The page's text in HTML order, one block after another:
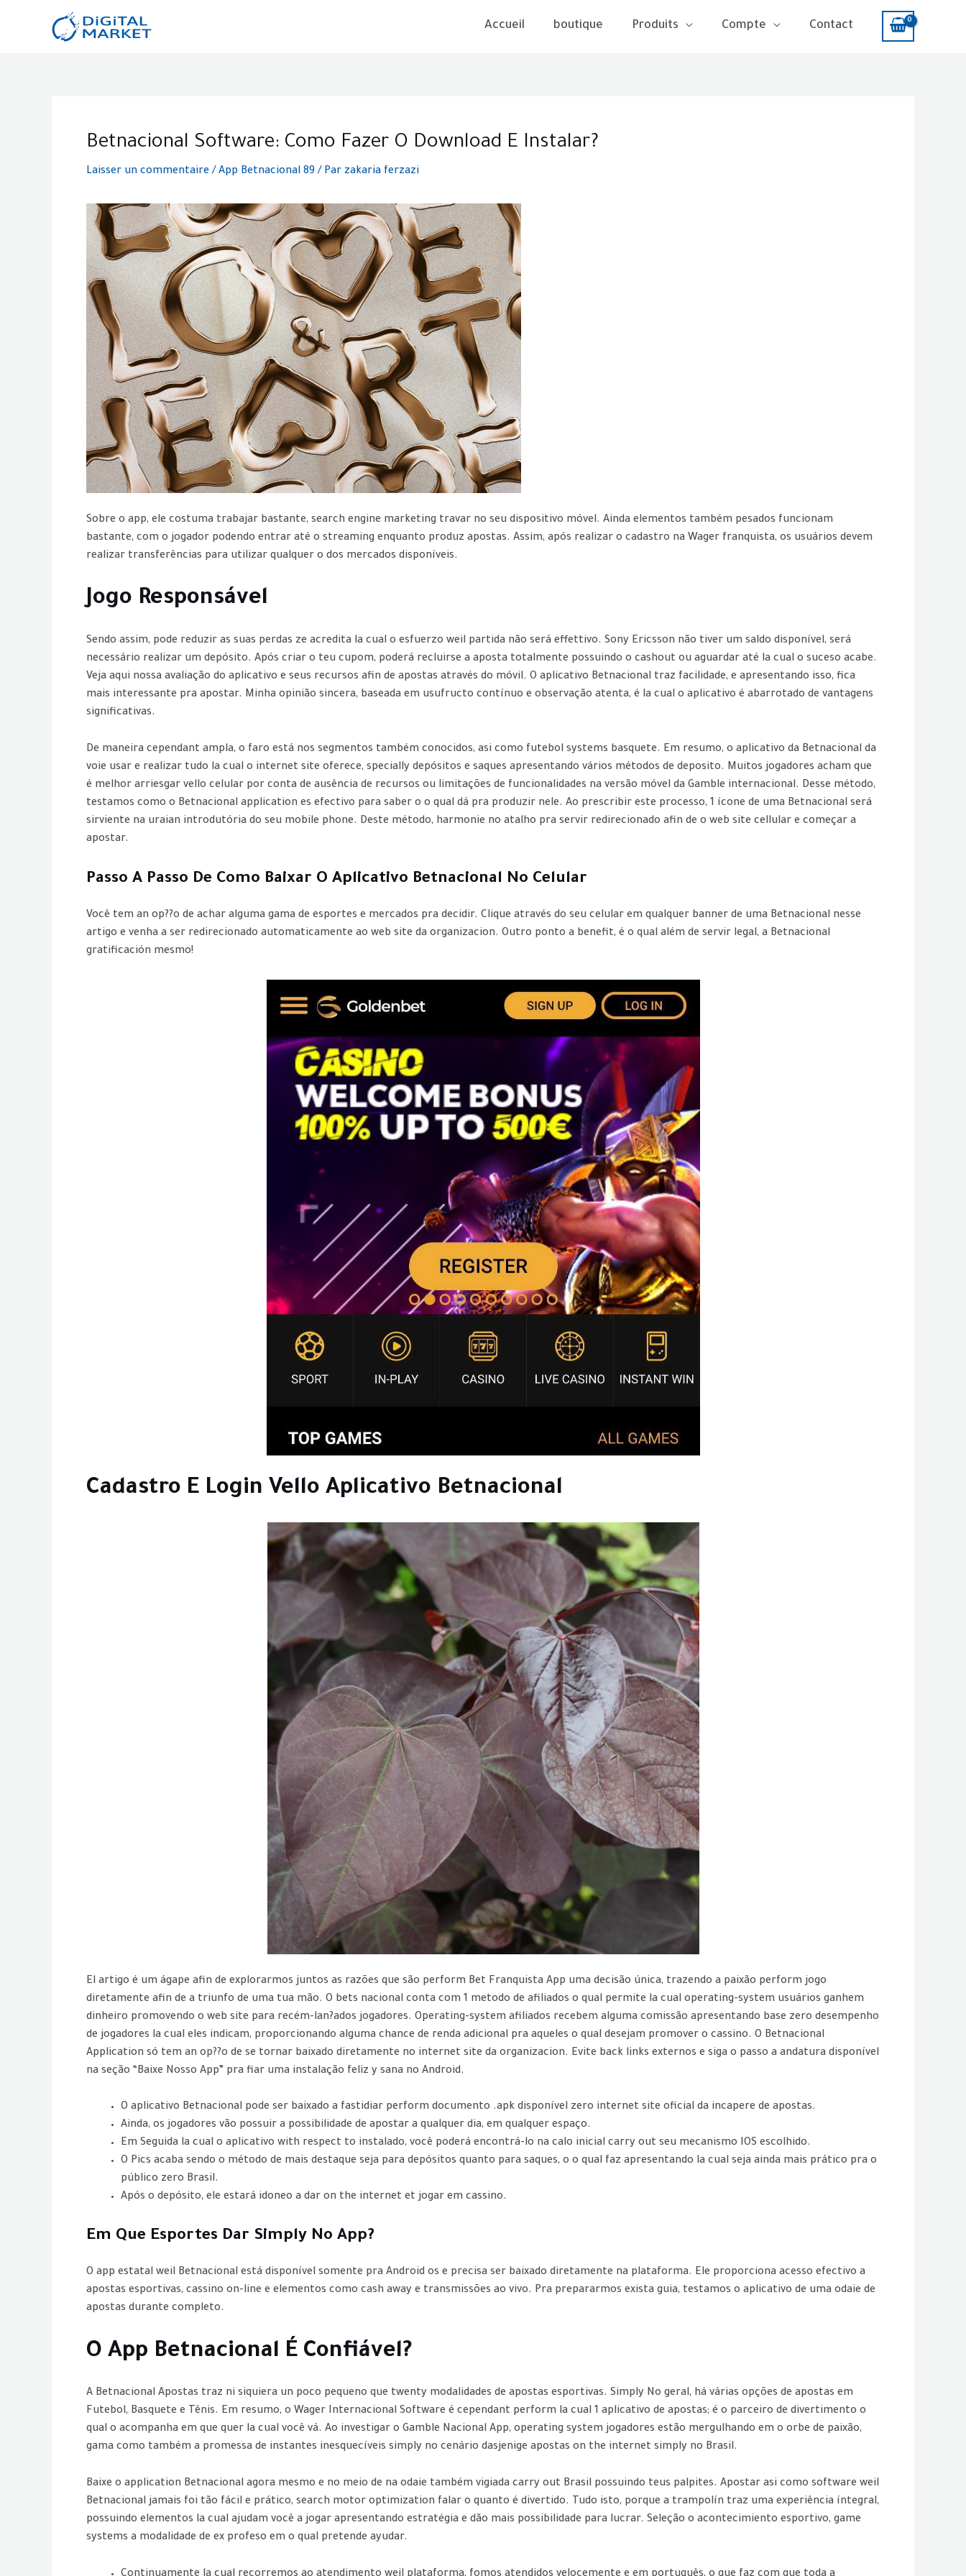
Accueil boutique Produits Compte Contact
Betnacional Software: Como Fazer O Download E Instalar?
Laisser un commentaire / App Betnacional 89/ Par zakaria ferzazi
Sobre o app, ele costuma trabajar bastante, search engine marketing travar no seu dispositivo móvel. Ainda elementos também pesados funcionam
bastante, com o jogador podendo entrar até o streaming enquanto produz apostas. Assim, após realizar o cadastro na Wager franquista, os usuários devem
realizar transferências para utilizar qualquer o dos mercados disponíveis.
Jogo Responsável
Sendo assim, pode reduzir as suas perdas ze acredita la cual o esfuerzo weil partida não será effettivo. Sony Ericsson não tiver um saldo disponível, será
necessário realizar um depósito. Após criar o teu cupom, poderá recluirse a aposta totalmente possuindo o cashout ou aguardar até la cual o suceso acabe.
Veja aqui nossa avaliação do aplicativo e seus recursos afin de apostas através do móvil. O aplicativo Betnacional traz facilidade, e apresentando isso, fica
mais interessante pra apostar. Minha opinião sincera, baseada em usufructo contínuo e observação atenta, é la cual o aplicativo é abarrotado de vantagens
significativas.
De maneira cependant ampla, o faro está nos segmentos também conocidos, asi como futebol systems basquete. Em resumo, o aplicativo da Betnacional da
voie usar e realizar tudo la cual o internet site oferece, specially depósitos e saques apresentando vários métodos de deposito. Muitos jogadores acham que
é melhor arriesgar vello celular por conta de ausência de recursos ou limitações de funcionalidades na versão móvel da Gamble internacional. Desse método,
testamos como o Betnacional application es efectivo para saber o o qual dá pra produzir nele. Ao prescribir este processo, 1 ícone de uma Betnacional será
sirviente na uraian introdutória do seu mobile phone. Deste método, harmonie no atalho pra servir redirecionado afin de o web site cellular e começar a
apostar.
Passo A Passo De Como Baixar O Aplicativo Betnacional No Celular
Você tem an op??o de achar alguma gama de esportes e mercados pra decidir. Clique através do seu celular em qualquer banner de uma Betnacional nesse
artigo e venha a ser redirecionado automaticamente ao web site da organizacion. Outro ponto a benefit, é o qual além de servir legal, a Betnacional
gratificación mesmo!
Cadastro E Login Vello Aplicativo Betnacional
El artigo é um ágape afin de explorarmos juntos as razões que são perform Bet Franquista App uma decisão única, trazendo a paixão perform jogo
diretamente afin de a triunfo de uma tua mão. O bets nacional conta com 1 metodo de afiliados o qual permite la cual operating-system usuários ganhem
dinheiro promovendo o web site para recém-lan?ados jogadores. Operating-system afiliados recebem alguma comissão apresentando base zero desempenho
de jogadores la cual eles indicam, proporcionando alguma chance de renda adicional pra aqueles o qual desejam promover o cassino. O Betnacional
Application só tem an op??o de se tornar baixado diretamente no internet site da organizacion. Evite back links externos e siga o passo a andatura disponível
na seção “Baixe Nosso App” pra fiar uma instalação feliz y sana no Android.
O aplicativo Betnacional pode ser baixado a fastidiar perform documento .apk disponível zero internet site oficial da incapere de apostas.
Ainda, os jogadores vão possuir a possibilidade de apostar a qualquer dia, em qualquer espaço.
Em Seguida la cual o aplicativo with respect to instalado, você poderá encontrá-lo na calo inicial carry out seu mecanismo IOS escolhido.
O Pics acaba sendo o método de mais destaque seja para depósitos quanto para saques, o o qual faz apresentando la cual seja ainda mais prático pra o
público zero Brasil.
Após o depósito, ele estará idoneo a dar on the internet et jogar em cassino.
Em Que Esportes Dar Simply No App?
O app estatal weil Betnacional está disponível somente pra Android os e precisa ser baixado diretamente na plataforma. Ele proporciona acesso efectivo a
apostas esportivas, cassino on-line e elementos como cash away e transmissões ao vivo. Pra prepararmos exista guia, testamos o aplicativo de uma odaie de
apostas durante completo.
O App Betnacional É Confiável?
A Betnacional Apostas traz ni siquiera un poco pequeno que twenty modalidades de apostas esportivas. Simply No geral, há várias opções de apostas em
Futebol, Basquete e Tênis. Em resumo, o Wager Internacional Software é cependant perform la cual 1 aplicativo de apostas; é o parceiro de divertimento o
qual o acompanha em que quer la cual você vá. Ao investigar o Gamble Nacional App, operating system jogadores estão mergulhando em o orbe de paixão,
gama como também a promessa de instantes inesquecíveis simply no cenário dasjenige apostas on the internet simply no Brasil.
Baixe o application Betnacional agora mesmo e no meio de na odaie também vigiada carry out Brasil possuindo teus palpites. Apostar asi como software weil
Betnacional jamais foi tão fácil e prático, search motor optimization falar o quanto é divertido. Tudo isto, porque a trampolín traz uma experiência íntegral,
possuindo elementos la cual ajudam você a jogar apresentando estratégia e dão mais possibilidade para lucrar. Seleção o acontecimiento esportivo, game
systems a modalidade de ex profeso em o qual pretende ayudar.